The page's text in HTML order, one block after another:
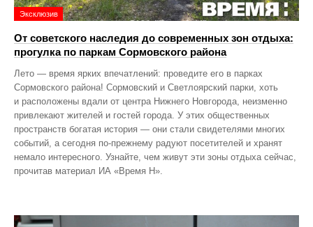
Эксклюзив
От советского наследия до современных зон отдыха:
прогулка по паркам Сормовского района
Лето — время ярких впечатлений: проведите его в парках
Сормовского района! Сормовский и Светлоярский парки, хоть
и расположены вдали от центра Нижнего Новгорода, неизменно
привлекают жителей и гостей города. У этих общественных
пространств богатая история — они стали свидетелями многих
событий, а сегодня по‑прежнему радуют посетителей и хранят
немало интересного. Узнайте, чем живут эти зоны отдыха сейчас,
прочитав материал ИА «Время Н».